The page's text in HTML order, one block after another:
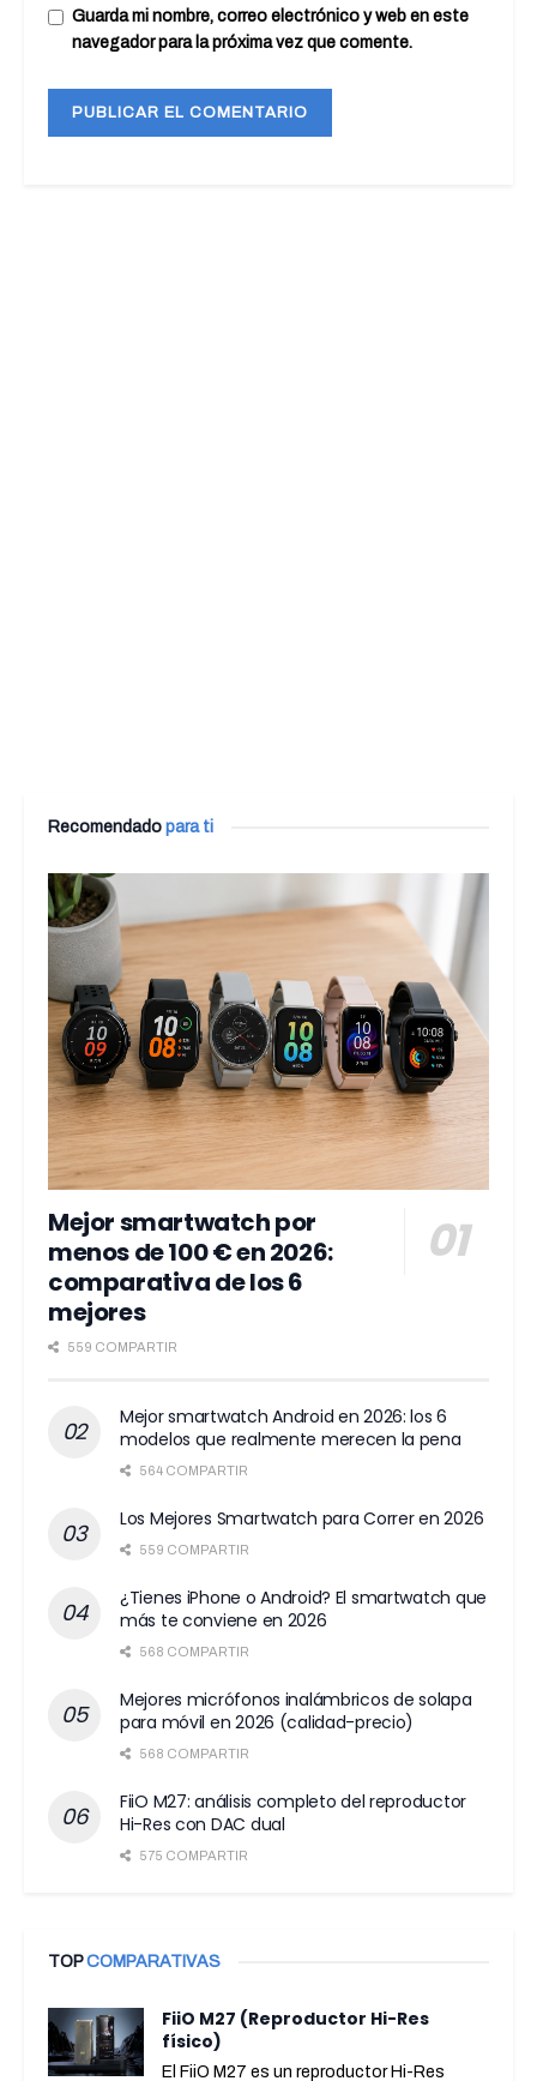
Guarda mi nombre, correo electrónico y web en este
navegador para la próxima vez que comente.
Recomendado para ti
Mejor smartwatch por
menos de 100 € en 2026:
comparativa de los 6
mejores
559 COMPARTIR
Mejor smartwatch Android en 2026: los 6
modelos que realmente merecen la pena
564 COMPARTIR
Los Mejores Smartwatch para Correr en 2026
559 COMPARTIR
¿Tienes iPhone o Android? El smartwatch que
más te conviene en 2026
568 COMPARTIR
Mejores micrófonos inalámbricos de solapa
para móvil en 2026 (calidad-precio)
568 COMPARTIR
FiiO M27: análisis completo del reproductor
Hi-Res con DAC dual
575 COMPARTIR
TOPCOMPARATIVAS
FiiO M27 (Reproductor Hi-Res
físico)
El FiiO M27 es un reproductor Hi-Res